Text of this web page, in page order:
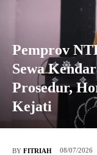
Pemprov
Sewa
Prosedur,
Kejati
BY FITRIAH 08/07/2026